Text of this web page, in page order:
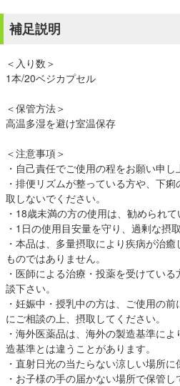
補足説明
＜入り数＞
1本/20ベジカプセル
＜保管方法＞
高温多湿を避け室温保存
＜注意事項＞
・自己責任でご使用の程をお願い申し
・排便リズムが整っている方や、下
取しないでください。
・18歳未満の方の使用は、勧められて
・1日の使用目安量を守り、過剰な摂
・本品は、多量摂取により疾病が治
ものではありません。
・医師による治療・投薬を受けてい
談下さい。
・妊娠中・授乳中の方は、ご使用の
にご相談の上、摂取してください。
・海外医薬品は、海外の製造基準に
造基準とは違うことがあります。
・直射日光の当たらない涼しい場所に
・お子様の手の届かない場所で保管し